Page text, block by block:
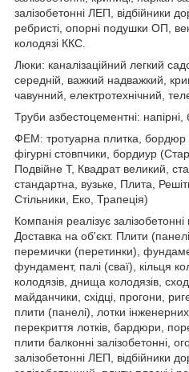
залізобетонні ЛЕП, відбійники
ребристі, опорні подушки ОП,
колодязі ККС.
Люки: каналізаційний легкий
середній, важкий надважкий,
чавунний, електротехнічний,
Труби азбестоцементні: напірні,
ФЕМ: тротуарна плитка, бордюр
фігурні стовпчики, бордиур
Подвійне Т, Квадрат великий,
стандартна, вузьке, Плита,
Стільники, Еко, Трапеція)
Компанія реалізує
Доставка на об'єкт. Плити
перемички (перетинки),
фундамент, палі (сваї), кільця
колодязів, днища колодязів,
майданчики, східці, прогони,
плити (панелі), лотки
перекриття лотків, бардюри,
плити балконні залізобетонні,
залізобетонні ЛЕП, відбійники